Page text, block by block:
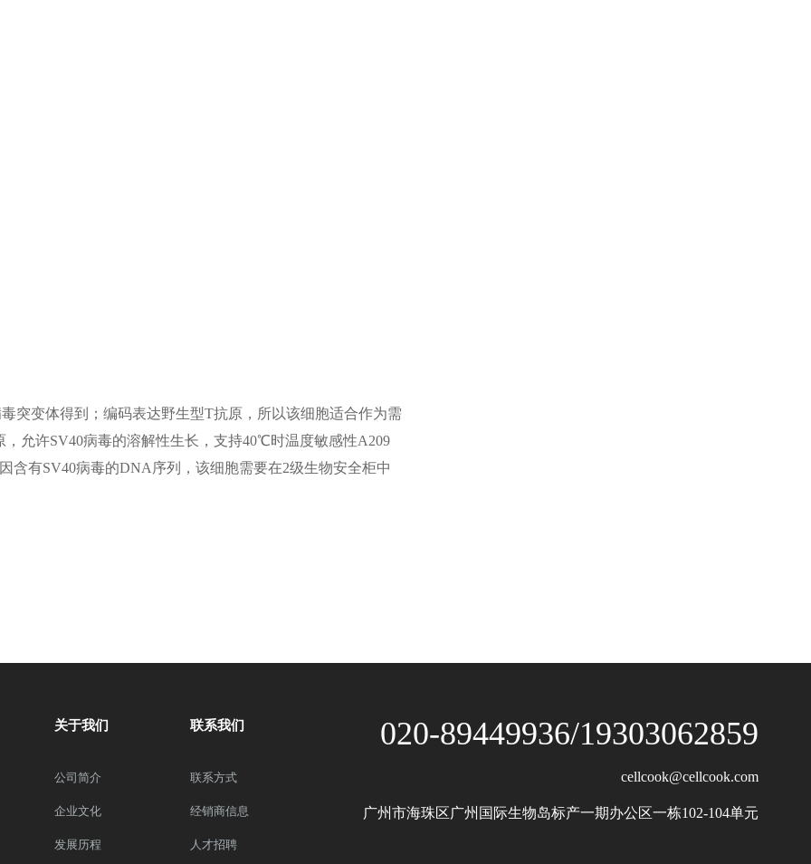
突变体得到；编码表达野生型T抗原，所以该细胞适合作为需
允许SV40病毒的溶解性生长，支持40℃时温度敏感性A209
含有SV40病毒的DNA序列，该细胞需要在2级生物安全柜中
关于我们
公司简介
企业文化
发展历程
联系我们
联系方式
经销商信息
人才招聘
020-89449936/19303062859
cellcook@cellcook.com
广州市海珠区广州国际生物岛标产一期办公区一栋102-104单元